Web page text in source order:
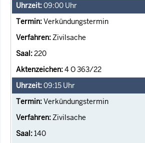
09:00 Uhr
Verkündungstermin
Zivilsache
220
4 O 363/22
09:15 Uhr
Verkündungstermin
Zivilsache
140